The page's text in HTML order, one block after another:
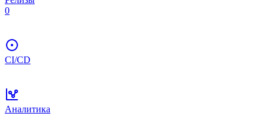
0
CI/CD
Аналитика